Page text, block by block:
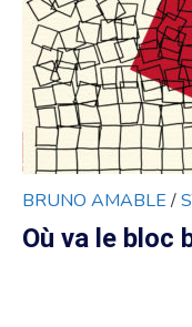
BRUNO AMABLE /
Où va le bloc